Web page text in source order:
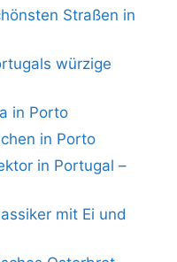
Straßen in
würzige
in Porto
in Porto
in Portugal –
mit Ei und